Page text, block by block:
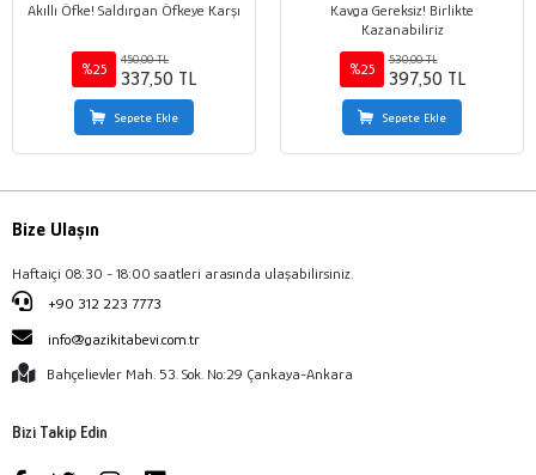
Akıllı Öfke! Saldırgan Öfkeye Karşı
%25
450,00 TL
337,50 TL
Sepete Ekle
Kavga Gereksiz! Birlikte
Kazanabiliriz
%25
530,00 TL
397,50 TL
Sepete Ekle
Bize Ulaşın
Haftaiçi 08:30 - 18:00 saatleri arasında ulaşabilirsiniz.
+90 312 223 7773
info@gazikitabevi.com.tr
Bahçelievler Mah. 53. Sok. No:29 Çankaya-Ankara
Bizi Takip Edin